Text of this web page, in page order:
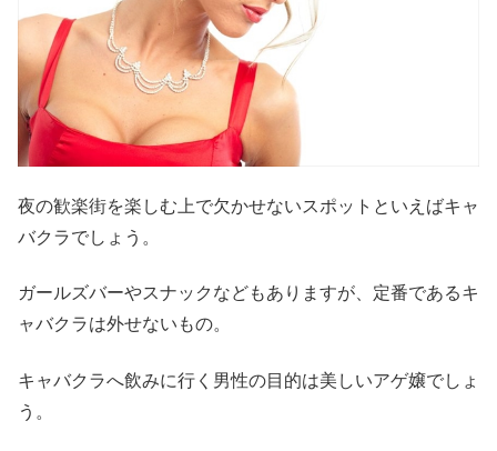
夜の歓楽街を楽しむ上で欠かせないスポットといえばキャ
バクラでしょう。
ガールズバーやスナックなどもありますが、定番であるキ
ャバクラは外せないもの。
キャバクラへ飲みに行く男性の目的は美しいアゲ嬢でしょ
う。